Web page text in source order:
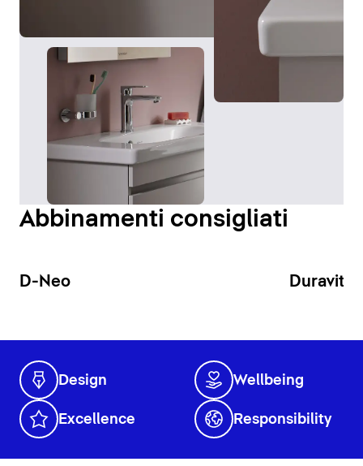
Abbinamenti consigliati
D-Neo Duravit
Design Wellbeing
Excellence Responsibility